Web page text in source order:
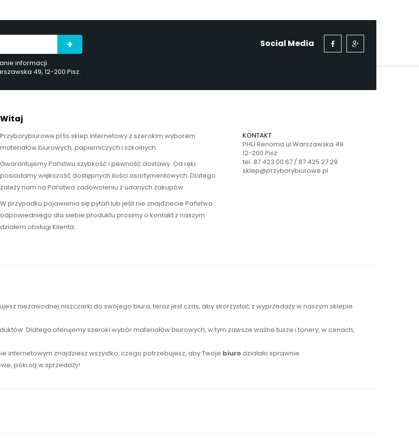
informacji
49, 12-200 Pisz.
Social Media
Witaj
Przyborybiurowe.pl to sklep internetowy z szerokim wyborem
materiałów biurowych, papierniczych i szkolnych.
Gwarantujemy Państwu szybkość i pewność dostawy. Od ręki
posiadamy większość dostępnych ilości asortymentowych. Dlatego
zależy nam na Państwa zadowoleniu z udanych zakupów.
W przypadku pojawienia się pytań lub jeśli nie znajdziecie Państwo
odpowiedniego dla siebie produktu prosimy o kontakt z naszym
działem obsługi Klienta.
KONTAKT
PHU Renoma ul.Warszawska 49
12-200 Pisz
tel. 87 423 00 67 / 87 425 27 29
sklep@przyborybiurowe.pl
niezawodnej niszczarki do swojego biura, teraz jest czas, aby skorzystać z wyprzedaży w naszym sklepie
Dlatego oferujemy szeroki wybór materiałów biurowych, w tym zawsze ważne tusze i tonery, w cenach,
internetowym znajdziesz wszystko, czego potrzebujesz, aby Twoje biurodziałało sprawnie.
póki są w sprzedaży!